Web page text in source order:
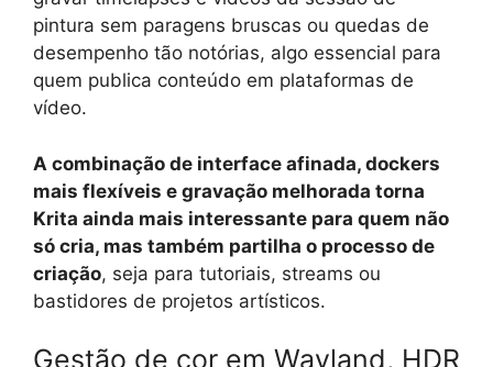
pintura sem paragens bruscas ou quedas de
desempenho tão notórias, algo essencial para
quem publica conteúdo em plataformas de
vídeo.
A combinação de interface afinada, dockers
mais flexíveis e gravação melhorada torna
Krita ainda mais interessante para quem não
só cria, mas também partilha o processo de
criação, seja para tutoriais, streams ou
bastidores de projetos artísticos.
Gestão de cor em Wayland, HDR